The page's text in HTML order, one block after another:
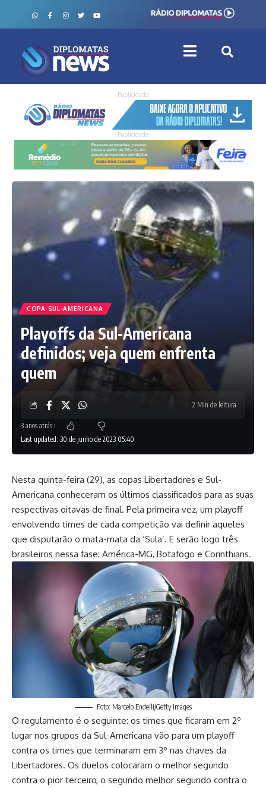
Publicidade
Publicidade
COPA SUL-AMERICANA
Playoffs da Sul-Americana
definidos; veja quem enfrenta
quem
Last updated: 30 de junho de 2023 05:40
3 anos atrás
2 Min de leitura
Nesta quinta-feira (29), as copas Libertadores e Sul-
Americana conheceram os últimos classificados para as suas
respectivas oitavas de final. Pela primeira vez, um playoff
envolvendo times de cada competição vai definir aqueles
que disputarão o mata-mata da ‘Sula’. E serão logo três
brasileiros nessa fase: América-MG, Botafogo e Corinthians.
Foto: Marcelo Endelli/Getty Images
O regulamento é o seguinte: os times que ficaram em 2º
lugar nos grupos da Sul-Americana vão para um playoff
contra os times que terminaram em 3º nas chaves da
Libertadores. Os duelos colocaram o melhor segundo
contra o pior terceiro, o segundo melhor segundo contra o